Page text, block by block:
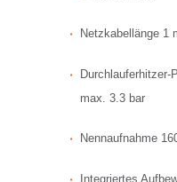
Netzkabellänge 1
Durchlauferhitzer-
max. 3.3 bar
Nennaufnahme
Integriertes